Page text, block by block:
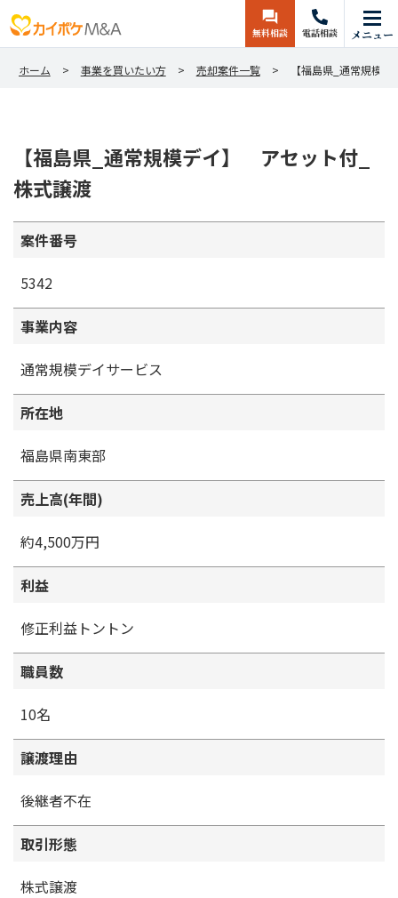
無料相談 電話相談 メニュー
ホーム 事業を買いたい方 売却案件一覧 【福島県_通常規模
【福島県_通常規模デイ】 アセット付_
株式譲渡
案件番号
5342
事業内容
通常規模デイサービス
所在地
福島県南東部
売上高(年間)
約4,500万円
利益
修正利益トントン
職員数
10名
譲渡理由
後継者不在
取引形態
株式譲渡